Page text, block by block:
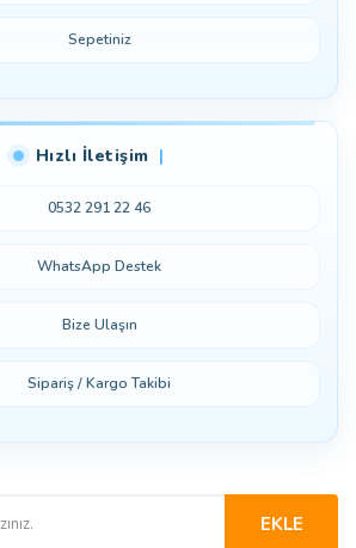
Sepetiniz
Hızlı İletişim
0532 291 22 46
WhatsApp Destek
Bize Ulaşın
Sipariş / Kargo Takibi
EKLE